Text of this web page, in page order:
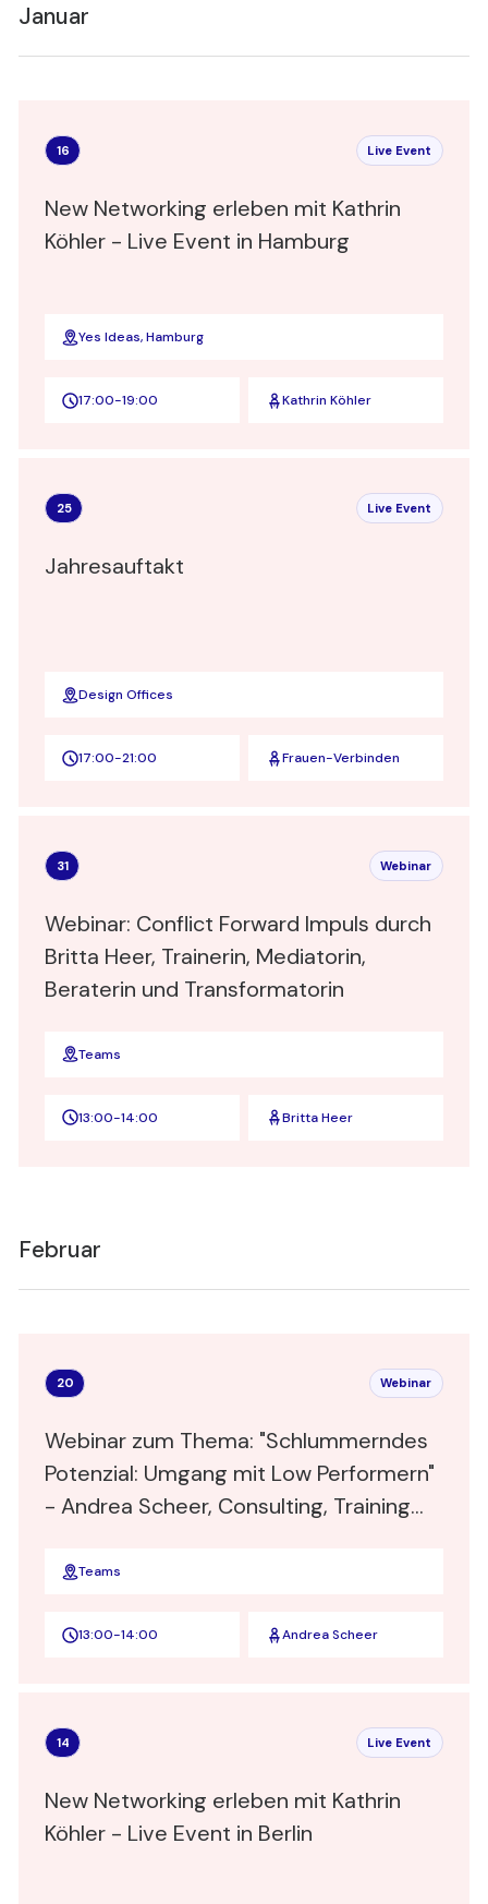
Januar
16 Live Event
New Networking erleben mit Kathrin
Köhler - Live Event in Hamburg
Yes Ideas, Hamburg
17:00-19:00 Kathrin Köhler
25 Live Event
Jahresauftakt
Design Offices
17:00-21:00 Frauen-Verbinden
31 Webinar
Webinar: Conflict Forward Impuls durch
Britta Heer, Trainerin, Mediatorin,
Beraterin und Transformatorin
Teams
13:00-14:00 Britta Heer
Februar
20 Webinar
Webinar zum Thema: "Schlummerndes
Potenzial: Umgang mit Low Performern"
- Andrea Scheer, Consulting, Training
Teams
13:00-14:00 Andrea Scheer
14 Live Event
New Networking erleben mit Kathrin
Köhler - Live Event in Berlin